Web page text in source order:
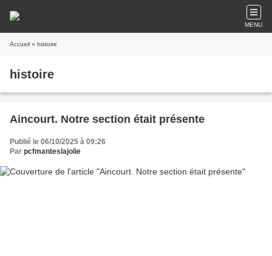
MENU
Accueil » histoire
histoire
Aincourt. Notre section était présente
Publié le 06/10/2025 à 09:26
Par pcfmanteslajolie